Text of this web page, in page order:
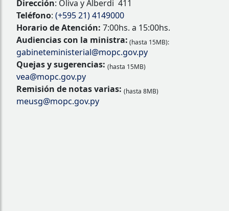
Dirección: Oliva y Alberdi 411
Teléfono: (+595 21) 4149000
Horario de Atención: 7:00hs. a 15:00hs.
Audiencias con la ministra: (hasta 15MB):
gabineteministerial@mopc.gov.py
Quejas y sugerencias: (hasta 15MB)
vea@mopc.gov.py
Remisión de notas varias: (hasta 8MB)
meusg@mopc.gov.py